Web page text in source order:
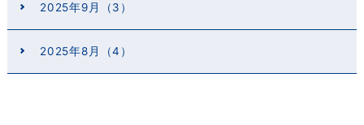
2025年9月（3）
2025年8月（4）